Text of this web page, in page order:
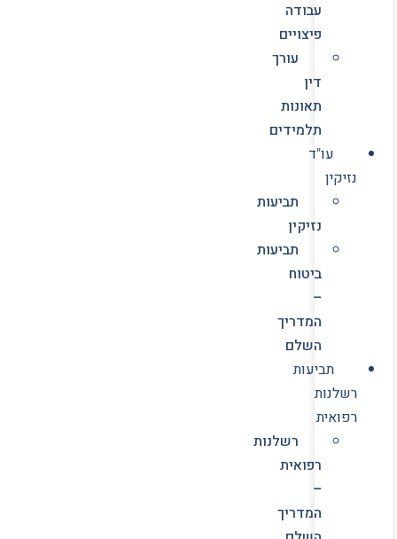
עבודה
פיצויים
עורך
דין
תאונות
תלמידים
עו"ד
נזיקין
תביעות
נזיקין
תביעות
ביטוח
–
המדריך
השלם
תביעות
רשלנות
רפואית
רשלנות
רפואית
–
המדריך